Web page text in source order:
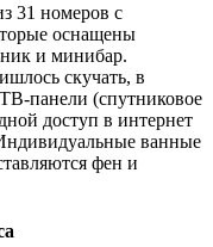
31 номеров с
оснащены
и минибар.
скучать, в
панели (спутниковое
доступ в интернет
Индивидуальные ванные
фен и